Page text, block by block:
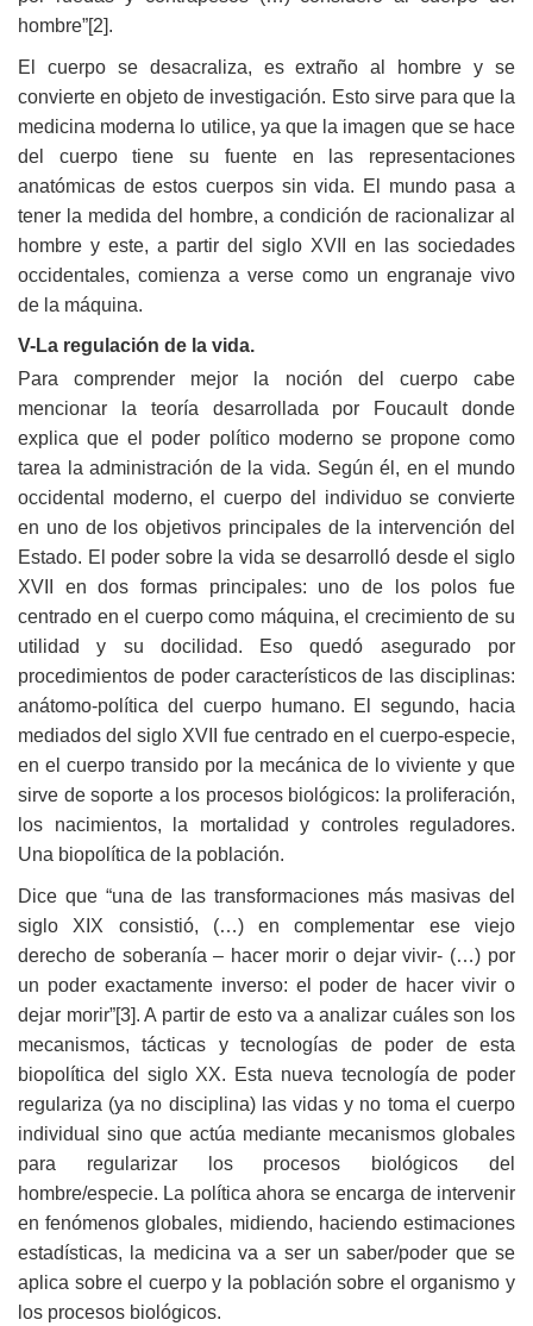
hombre”[2].
El cuerpo se desacraliza, es extraño al hombre y se
convierte en objeto de investigación. Esto sirve para que la
medicina moderna lo utilice, ya que la imagen que se hace
del cuerpo tiene su fuente en las representaciones
anatómicas de estos cuerpos sin vida. El mundo pasa a
tener la medida del hombre, a condición de racionalizar al
hombre y este, a partir del siglo XVII en las sociedades
occidentales, comienza a verse como un engranaje vivo
de la máquina.
V-La regulación de la vida.
Para comprender mejor la noción del cuerpo cabe
mencionar la teoría desarrollada por Foucault donde
explica que el poder político moderno se propone como
tarea la administración de la vida. Según él, en el mundo
occidental moderno, el cuerpo del individuo se convierte
en uno de los objetivos principales de la intervención del
Estado. El poder sobre la vida se desarrolló desde el siglo
XVII en dos formas principales: uno de los polos fue
centrado en el cuerpo como máquina, el crecimiento de su
utilidad y su docilidad. Eso quedó asegurado por
procedimientos de poder característicos de las disciplinas:
anátomo-política del cuerpo humano. El segundo, hacia
mediados del siglo XVII fue centrado en el cuerpo-especie,
en el cuerpo transido por la mecánica de lo viviente y que
sirve de soporte a los procesos biológicos: la proliferación,
los nacimientos, la mortalidad y controles reguladores.
Una biopolítica de la población.
Dice que “una de las transformaciones más masivas del
siglo XIX consistió, (…) en complementar ese viejo
derecho de soberanía – hacer morir o dejar vivir- (…) por
un poder exactamente inverso: el poder de hacer vivir o
dejar morir”[3]. A partir de esto va a analizar cuáles son los
mecanismos, tácticas y tecnologías de poder de esta
biopolítica del siglo XX. Esta nueva tecnología de poder
regulariza (ya no disciplina) las vidas y no toma el cuerpo
individual sino que actúa mediante mecanismos globales
para regularizar los procesos biológicos del
hombre/especie. La política ahora se encarga de intervenir
en fenómenos globales, midiendo, haciendo estimaciones
estadísticas, la medicina va a ser un saber/poder que se
aplica sobre el cuerpo y la población sobre el organismo y
los procesos biológicos.